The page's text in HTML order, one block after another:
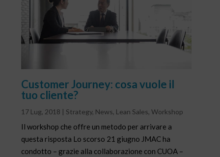
Customer Journey: cosa vuole il
tuo cliente?
17 Lug, 2018 | Strategy, News, Lean Sales,Workshop
Il workshop che offre un metodo per arrivare a
questa risposta Lo scorso 21 giugno JMAC ha
condotto – grazie alla collaborazione con CUOA –